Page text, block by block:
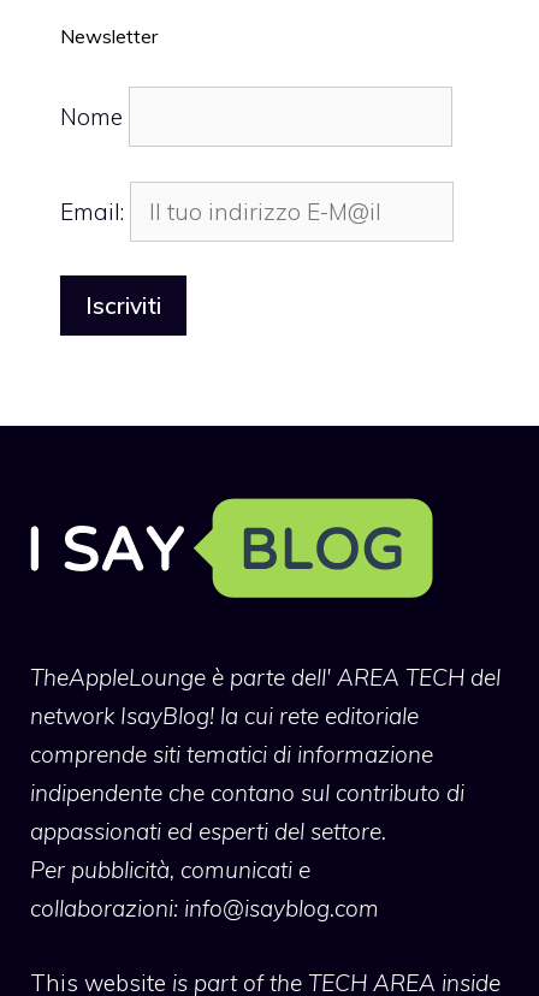
Newsletter
Nome
Email:
TheAppleLounge è parte dell' AREA TECH del
network IsayBlog! la cui rete editoriale
comprende siti tematici di informazione
indipendente che contano sul contributo di
appassionati ed esperti del settore.
Per pubblicità, comunicati e
collaborazioni: info@isayblog.com
This website is part of the TECH AREA inside